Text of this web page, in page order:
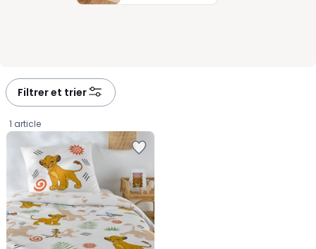
Filtrer et trier
1 article